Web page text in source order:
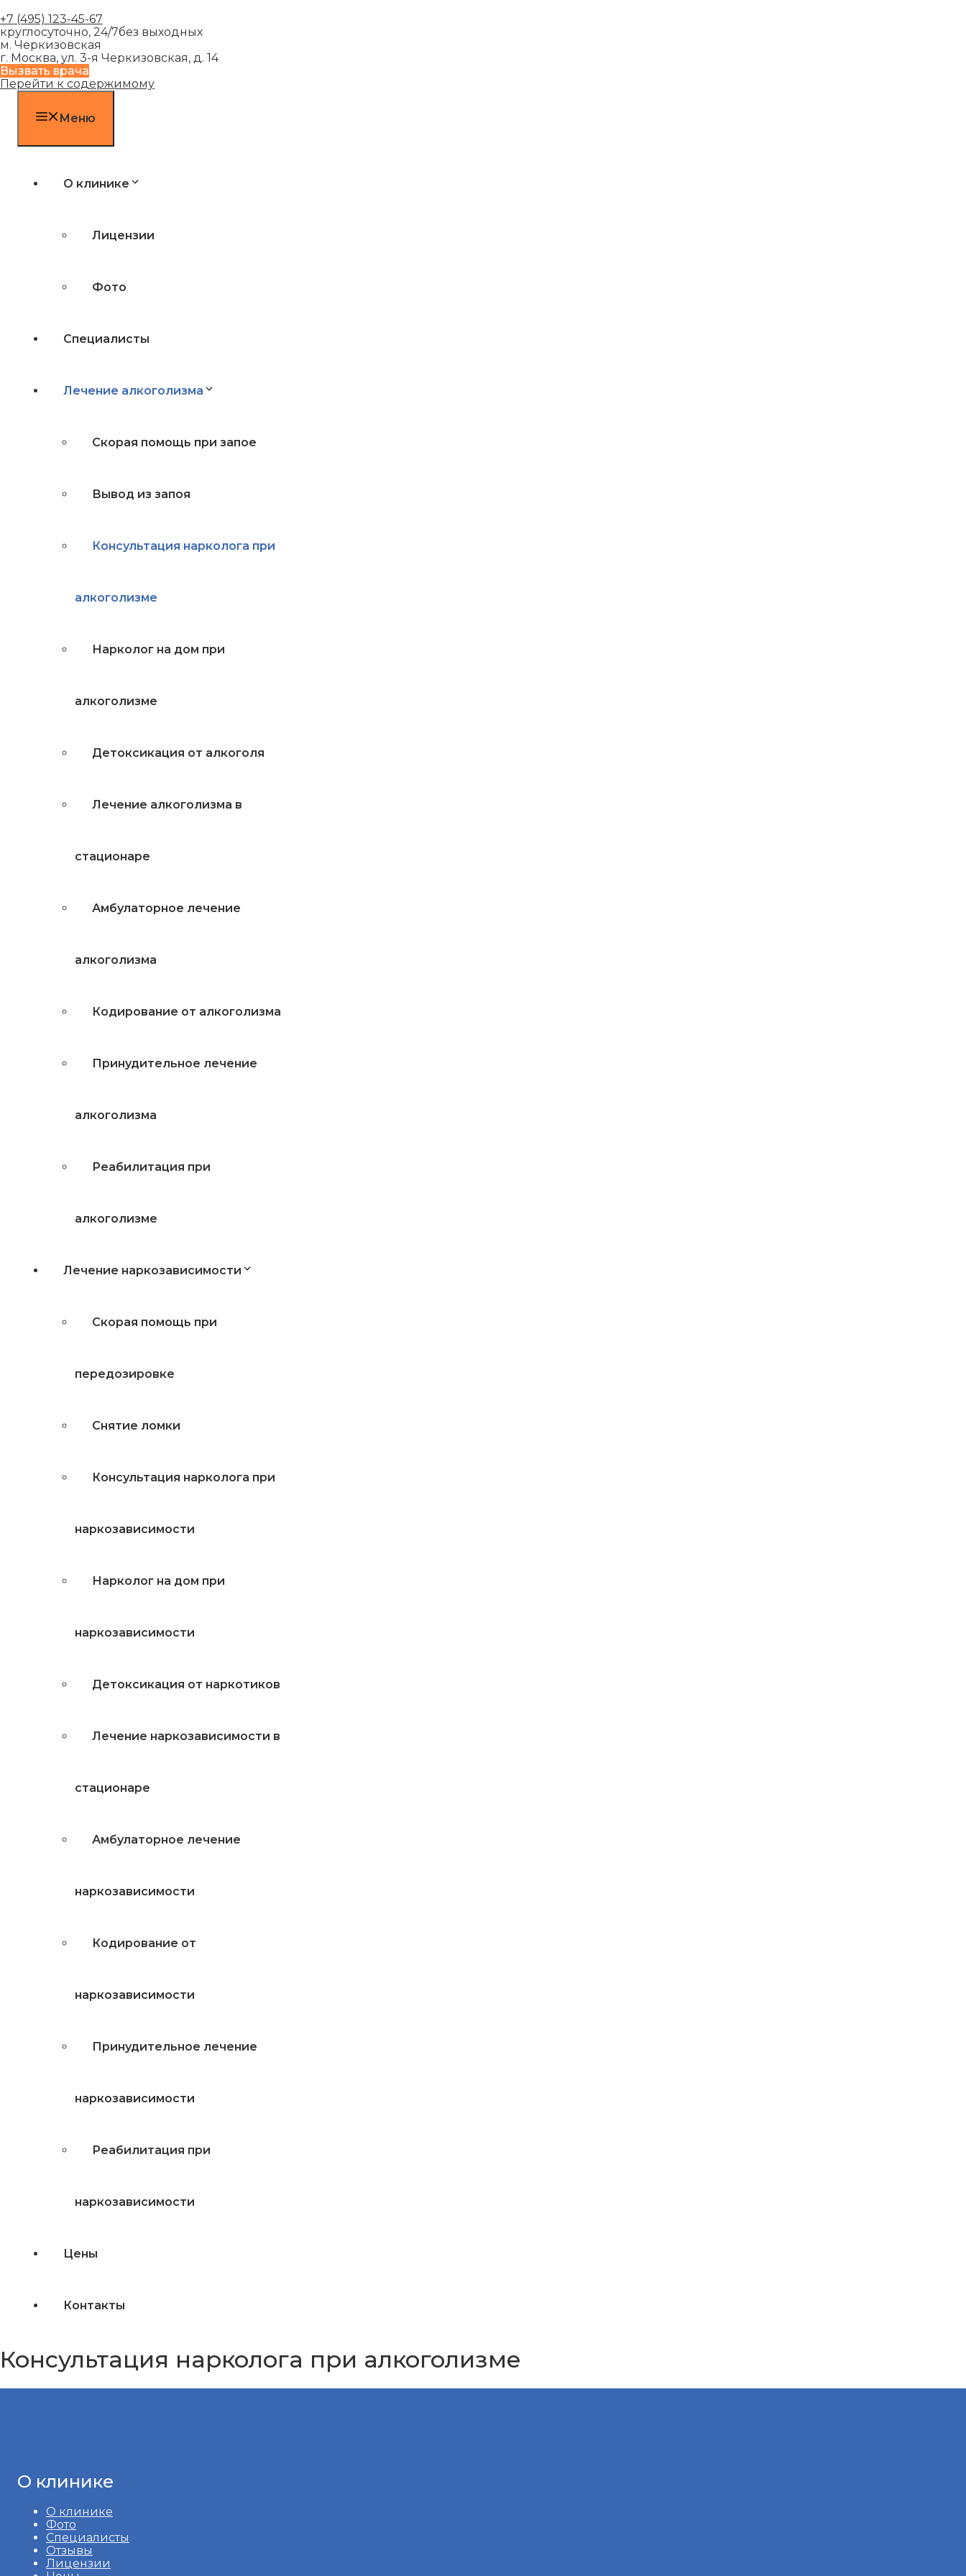
+7 (495) 123-45-67
круглосуточно, 24/7без выходных
м. Черкизовская
г. Москва, ул. 3-я Черкизовская, д. 14
Вызвать врача
Перейти к содержимому
Меню
О клинике
Лицензии
Фото
Специалисты
Лечение алкоголизма
Скорая помощь при запое
Вывод из запоя
Консультация нарколога при
алкоголизме
Нарколог на дом при
алкоголизме
Детоксикация от алкоголя
Лечение алкоголизма в
стационаре
Амбулаторное лечение
алкоголизма
Кодирование от алкоголизма
Принудительное лечение
алкоголизма
Реабилитация при
алкоголизме
Лечение наркозависимости
Скорая помощь при
передозировке
Снятие ломки
Консультация нарколога при
наркозависимости
Нарколог на дом при
наркозависимости
Детоксикация от наркотиков
Лечение наркозависимости в
стационаре
Амбулаторное лечение
наркозависимости
Кодирование от
наркозависимости
Принудительное лечение
наркозависимости
Реабилитация при
наркозависимости
Цены
Контакты
Консультация нарколога при алкоголизме
О клинике
О клинике
Фото
Специалисты
Отзывы
Лицензии